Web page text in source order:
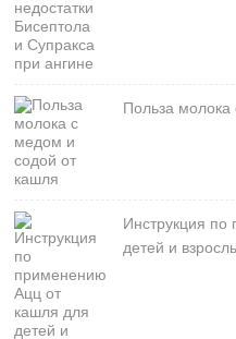
Польза
Инструкция
детей и